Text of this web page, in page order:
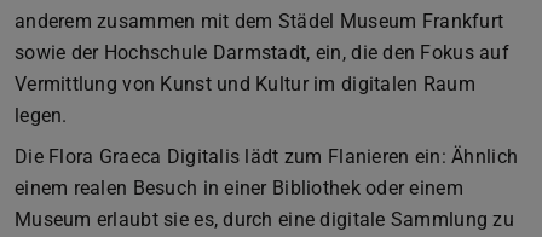
anderem zusammen mit dem Städel Museum Frankfurt
sowie der Hochschule Darmstadt, ein, die den Fokus auf
Vermittlung von Kunst und Kultur im digitalen Raum
legen.
Die Flora Graeca Digitalis lädt zum Flanieren ein: Ähnlich
einem realen Besuch in einer Bibliothek oder einem
Museum erlaubt sie es, durch eine digitale Sammlung zu